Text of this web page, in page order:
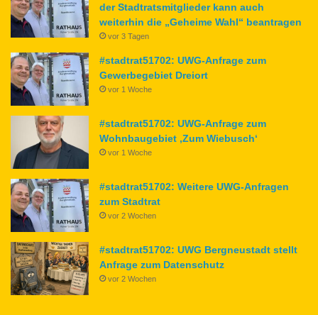
der Stadtratsmitglieder kann auch
weiterhin die „Geheime Wahl“ beantragen
vor 3 Tagen
#stadtrat51702: UWG-Anfrage zum
Gewerbegebiet Dreiort
vor 1 Woche
#stadtrat51702: UWG-Anfrage zum
Wohnbaugebiet ‚Zum Wiebusch‘
vor 1 Woche
#stadtrat51702: Weitere UWG-Anfragen
zum Stadtrat
vor 2 Wochen
#stadtrat51702: UWG Bergneustadt stellt
Anfrage zum Datenschutz
vor 2 Wochen